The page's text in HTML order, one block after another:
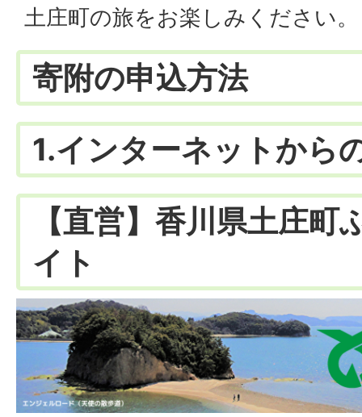
土庄町の旅をお楽しみください。
寄附の申込方法
1.インターネットから
【直営】香川県土庄町
イト